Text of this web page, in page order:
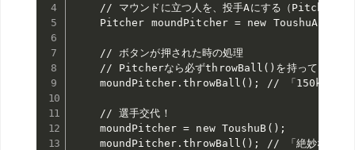
// マウンドに立つ人を、投手Aにする（Pitcher型
    Pitcher moundPitcher = new ToushuA();
    // ボタンが押された時の処理
// Pitcherなら必ずthrowBall()を持っているこ
moundPitcher.throwBall(); // 「150kmのスト
    // 選手交代！
    moundPitcher = new ToushuB();
moundPitcher.throwBall(); // 「絶妙なコース